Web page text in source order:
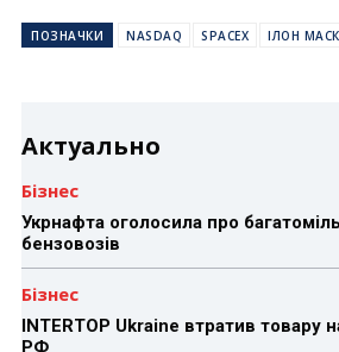
ПОЗНАЧКИ NASDAQ SPACEX ІЛОН МАСК
Актуально
Бізнес
Укрнафта оголосила про
бензовозів
Бізнес
INTERTOP Ukraine втратив товару
РФ